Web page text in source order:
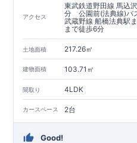
アクセス
東武鉄道野田線 馬込
分 公園前(法典線)バ
武蔵野線 船橋法典駅
まで徒歩6分
土地面積 217.26㎡
建物面積 103.71㎡
間取り 4LDK
カースペース 2台
Good!